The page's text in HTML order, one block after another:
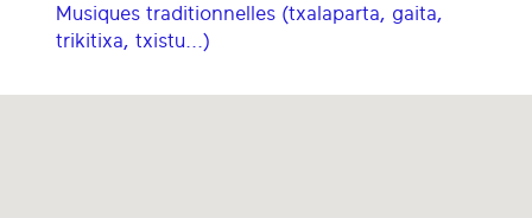
Musiques traditionnelles (txalaparta, gaita,
trikitixa, txistu...)